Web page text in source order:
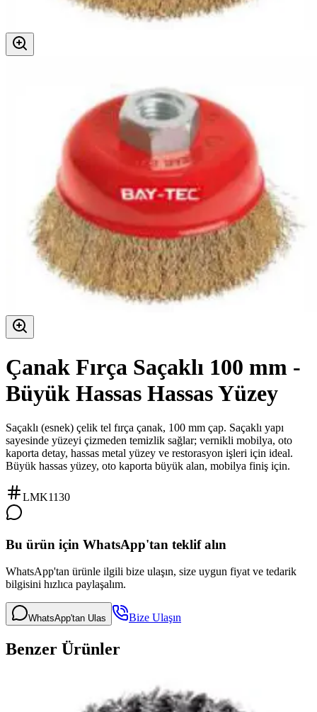
Çanak Fırça Saçaklı 100 mm -
Büyük Hassas Hassas Yüzey
Saçaklı (esnek) çelik tel fırça çanak, 100 mm çap. Saçaklı yapı
sayesinde yüzeyi çizmeden temizlik sağlar; vernikli mobilya, oto
kaporta detay, hassas metal yüzey ve restorasyon işleri için ideal.
Büyük hassas yüzey, oto kaporta büyük alan, mobilya finiş için.
LMK1130
Bu ürün için WhatsApp'tan teklif alın
WhatsApp'tan ürünle ilgili bize ulaşın, size uygun fiyat ve tedarik
bilgisini hızlıca paylaşalım.
WhatsApp'tan Ulas Bize Ulaşın
Benzer Ürünler